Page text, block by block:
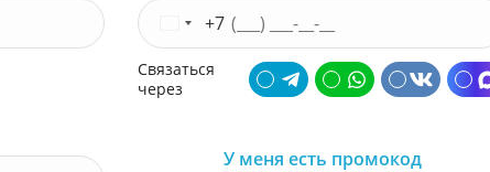
+7
Связаться
через
У меня есть промокод